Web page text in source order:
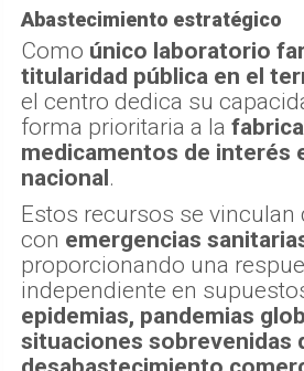
Abastecimiento estratégico
Como único laboratorio
titularidad pública en el
el centro dedica su
forma prioritaria a la
medicamentos de interés
nacional.
Estos recursos se vinculan
con emergencias
proporcionando una
independiente en
epidemias, pandemias
situaciones sobrevenidas